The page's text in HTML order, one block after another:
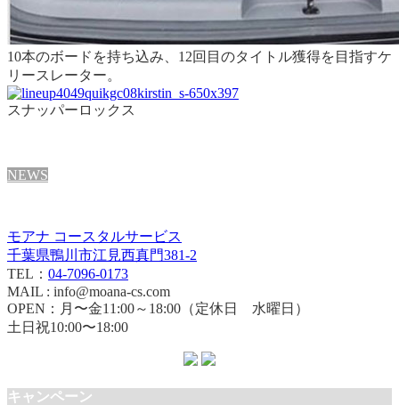
10本のボードを持ち込み、12回目のタイトル獲得を目指すケ
リースレーター。
スナッパーロックス
NEWS
モアナ コースタルサービス
千葉県鴨川市江見西真門381-2
TEL： 04-7096-0173
MAIL : info@moana-cs.com
OPEN：月〜金11:00～18:00（定休日 水曜日）
土日祝10:00〜18:00
キャンペーン